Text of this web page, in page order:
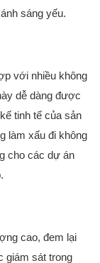
sáng yếu.
với nhiều không
dễ dàng được
tinh tế của sản
làm xấu đi không
cho các dự án
cao, đem lại
giám sát trong